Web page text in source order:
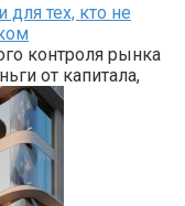
для тех, кто не
контроля рынка
от капитала,